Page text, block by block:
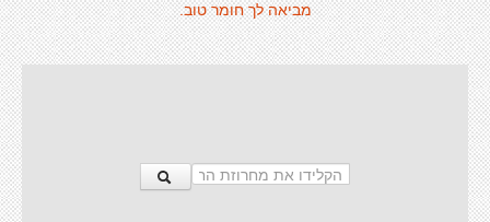
מביאה לך חומר טוב.